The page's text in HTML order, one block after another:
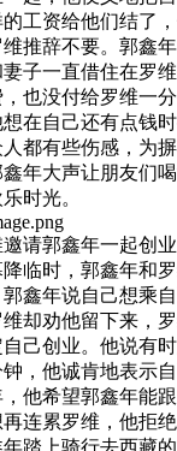
工资给他们结了
推辞不要。郭鑫
妻子一直借住在罗
，也没付给罗维一
在自己还有点钱
都有些伤感，为
年大声让朋友们
时光。
请郭鑫年一起创业
临时，郭鑫年和
鑫年说自己想乘
却劝他留下来，
己创业。他说有
，他诚肯地表示
他希望郭鑫年能
连累罗维，他拒绝
踏上骑行去西藏